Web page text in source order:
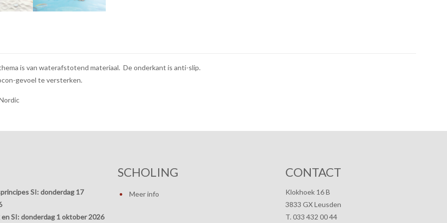
is van waterafstotend materiaal. De onderkant is anti-slip.
gevoel te versterken.
SI: donderdag 17
SI: donderdag 1 oktober 2026
SCHOLING
Meer info
CONTACT
Klokhoek 16 B
3833 GX Leusden
T. 033 432 00 44